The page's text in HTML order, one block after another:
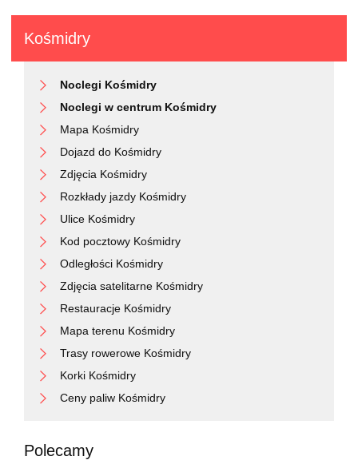
Kośmidry
Noclegi Kośmidry
Noclegi w centrum Kośmidry
Mapa Kośmidry
Dojazd do Kośmidry
Zdjęcia Kośmidry
Rozkłady jazdy Kośmidry
Ulice Kośmidry
Kod pocztowy Kośmidry
Odległości Kośmidry
Zdjęcia satelitarne Kośmidry
Restauracje Kośmidry
Mapa terenu Kośmidry
Trasy rowerowe Kośmidry
Korki Kośmidry
Ceny paliw Kośmidry
Polecamy